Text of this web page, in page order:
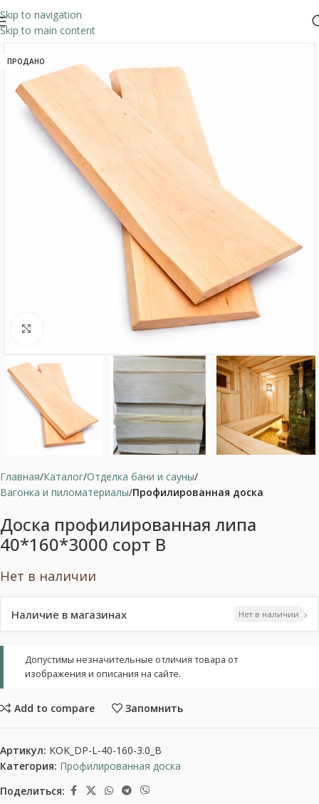
Skip to navigation
Skip to main content
ПРОДАНО
Нажмите, чтобы увеличить
Главная Каталог Отделка бани и сауны
Вагонка и пиломатериалы Профилированная доска
Доска профилированная липа
40*160*3000 сорт В
Нет в наличии
Наличие в магазинах Нет в наличии ›
Допустимы незначительные отличия товара от
изображения и описания на сайте.
Add to compare Запомнить
Артикул: KOK_DP-L-40-160-3.0_B
Категория: Профилированная доска
Поделиться: